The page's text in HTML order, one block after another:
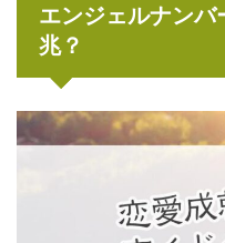
エンジェルナンバ
兆？